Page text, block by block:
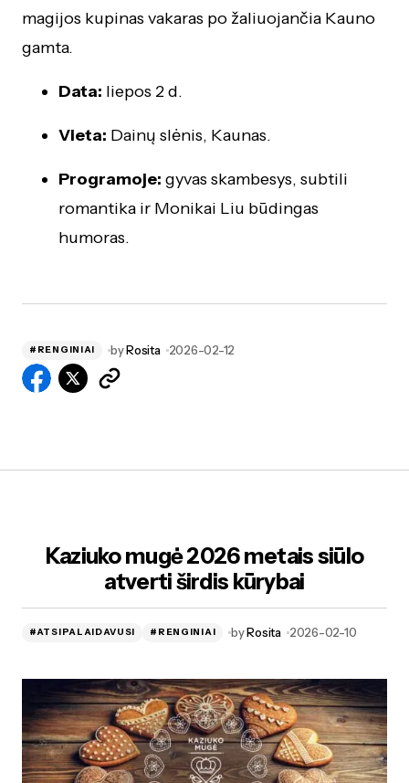
magijos kupinas vakaras po žaliuojančia Kauno
gamta.
Data: liepos 2 d.
Vieta: Dainų slėnis, Kaunas.
Programoje: gyvas skambesys, subtili
romantika ir Monikai Liu būdingas
humoras.
#RENGINIAI byRosita 2026-02-12
Kaziuko mugė 2026 metais siūlo
atverti širdis kūrybai
#ATSIPALAIDAVUSI #RENGINIAI byRosita 2026-02-10